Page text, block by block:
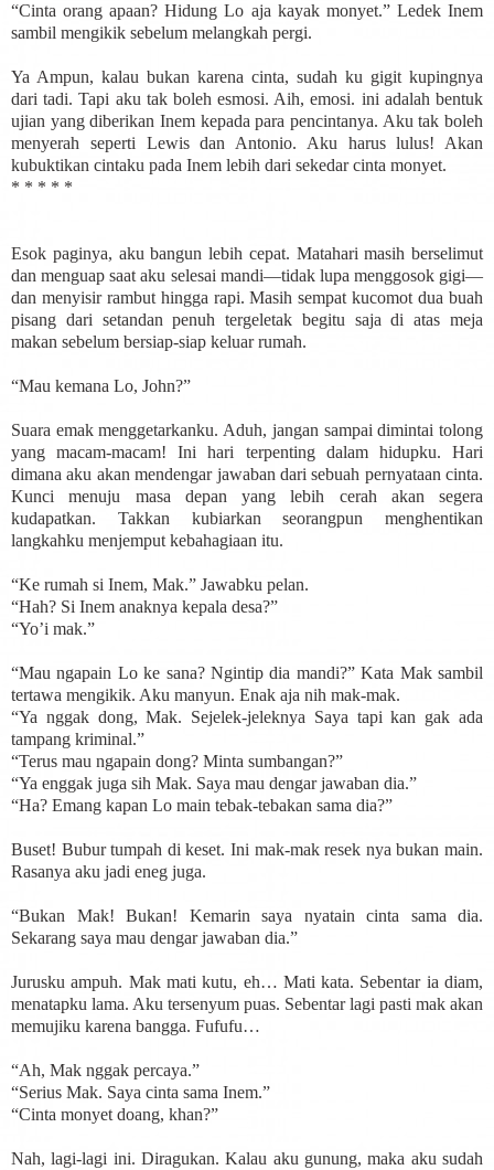
“Cinta orang apaan? Hidung Lo aja kayak monyet.” Ledek Inem
sambil mengikik sebelum melangkah pergi.
Ya Ampun, kalau bukan karena cinta, sudah ku gigit kupingnya
dari tadi. Tapi aku tak boleh esmosi. Aih, emosi. ini adalah bentuk
ujian yang diberikan Inem kepada para pencintanya. Aku tak boleh
menyerah seperti Lewis dan Antonio. Aku harus lulus! Akan
kubuktikan cintaku pada Inem lebih dari sekedar cinta monyet.
* * * * *
Esok paginya, aku bangun lebih cepat. Matahari masih berselimut
dan menguap saat aku selesai mandi—tidak lupa menggosok gigi—
dan menyisir rambut hingga rapi. Masih sempat kucomot dua buah
pisang dari setandan penuh tergeletak begitu saja di atas meja
makan sebelum bersiap-siap keluar rumah.
“Mau kemana Lo, John?”
Suara emak menggetarkanku. Aduh, jangan sampai dimintai tolong
yang macam-macam! Ini hari terpenting dalam hidupku. Hari
dimana aku akan mendengar jawaban dari sebuah pernyataan cinta.
Kunci menuju masa depan yang lebih cerah akan segera
kudapatkan. Takkan kubiarkan seorangpun menghentikan
langkahku menjemput kebahagiaan itu.
“Ke rumah si Inem, Mak.” Jawabku pelan.
“Hah? Si Inem anaknya kepala desa?”
“Yo’i mak.”
“Mau ngapain Lo ke sana? Ngintip dia mandi?” Kata Mak sambil
tertawa mengikik. Aku manyun. Enak aja nih mak-mak.
“Ya nggak dong, Mak. Sejelek-jeleknya Saya tapi kan gak ada
tampang kriminal.”
“Terus mau ngapain dong? Minta sumbangan?”
“Ya enggak juga sih Mak. Saya mau dengar jawaban dia.”
“Ha? Emang kapan Lo main tebak-tebakan sama dia?”
Buset! Bubur tumpah di keset. Ini mak-mak resek nya bukan main.
Rasanya aku jadi eneg juga.
“Bukan Mak! Bukan! Kemarin saya nyatain cinta sama dia.
Sekarang saya mau dengar jawaban dia.”
Jurusku ampuh. Mak mati kutu, eh… Mati kata. Sebentar ia diam,
menatapku lama. Aku tersenyum puas. Sebentar lagi pasti mak akan
memujiku karena bangga. Fufufu…
“Ah, Mak nggak percaya.”
“Serius Mak. Saya cinta sama Inem.”
“Cinta monyet doang, khan?”
Nah, lagi-lagi ini. Diragukan. Kalau aku gunung, maka aku sudah